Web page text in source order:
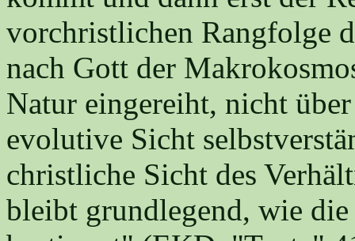
vorchristlichen Rangfolge
nach Gott der
Natur eingereiht, nicht
evolutive Sicht
christliche Sicht des
bleibt grundlegend, wie